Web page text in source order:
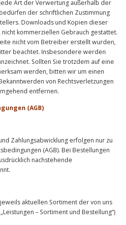
Art der Verwertung außerhalb der
der schriftlichen Zustimmung
Downloads und Kopien dieser
kommerziellen Gebrauch gestattet.
nicht vom Betreiber erstellt wurden,
beachtet. Insbesondere werden
Sollten Sie trotzdem auf eine
werden, bitten wir um einen
von Rechtsverletzungen
entfernen.
(AGB)
Zahlungsabwicklung erfolgen nur zu
(AGB). Bei Bestellungen
nachstehende
aktuellen Sortiment der von uns
– Sortiment und Bestellung“)